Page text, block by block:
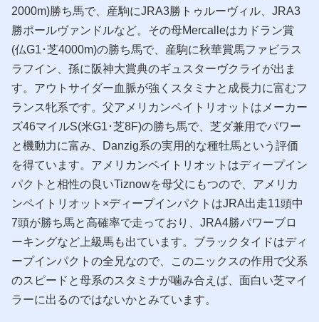
2000m)勝ち馬で、産駒にJRA3勝トゥルーヴィル、JRA3
勝ポールヴァンドルなど。その母Mercalleはカドラン賞
(仏G1･芝4000m)の勝ち馬で、産駒に秋華賞馬ファビラス
ラフイン、孫に阪神大賞典のギュスターヴクライが出ま
す。アウトサイダー血脈が強くスタミナと成長力に富むフ
ランス牝系です。父アメリカンペイトリオットはメーカー
ズ46マイルS(米G1･芝8F)の勝ち馬で、芝ダ兼用でパワー
と機動力に富み、Danzig系の実用的な種牡馬という評価
を得ています。アメリカンペイトリオットはディープイン
パクトと相性の良いTiznowを母父にもつので、アメリカ
ンペイトリオット×ディープインパクトはJRA出走11頭中
7頭が勝ち馬と高確率で走っており、JRA4勝パワーブロ
ーキングなど上級馬も出ています。ブラックタイドはディ
ープインパクトの全兄なので、このニックスの作用で父系
のスピードと母系のスタミナが噛み合えば、面白い芝マイ
ラーに出るのではないかとみています。